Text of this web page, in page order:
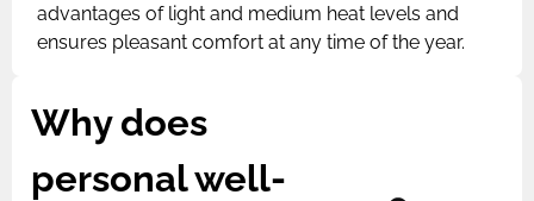
advantages of light and medium heat levels and
ensures pleasant comfort at any time of the year.
Why does
personal well-